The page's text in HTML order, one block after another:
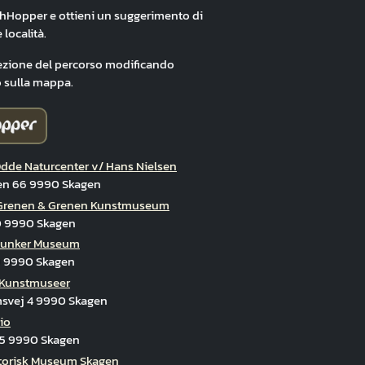
Kunstmuseum
e ottieni un suggerimento di
località.
del percorso modificando
mappa.
Naturcenter v/ Hans Nielsen
66 9990 Skagen
& Grenen Kunstmuseum
9990 Skagen
Museum
Skagen
4 9990 Skagen
9990 Skagen
Museum Skagen